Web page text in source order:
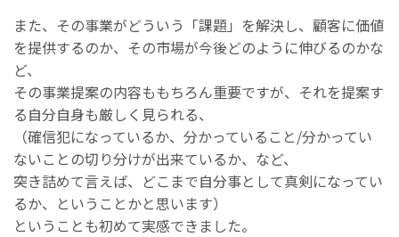
また、その事業がどういう「課題」を解決し、顧客に価値
を提供するのか、その市場が今後どのように伸びるのかな
ど、
その事業提案の内容ももちろん重要ですが、それを提案す
る自分自身も厳しく見られる、
（確信犯になっているか、分かっていること/分かってい
ないことの切り分けが出来ているか、など、
突き詰めて言えば、どこまで自分事として真剣になってい
るか、ということかと思います）
ということも初めて実感できました。